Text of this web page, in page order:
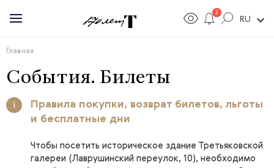
2
RU expand_more
Главная
События. Билеты
i Правила покупки, возврат билетов, льготы
и бесплатные дни
Чтобы посетить историческое здание Третьяковской
галереи (Лаврушинский переулок, 10), необходимо